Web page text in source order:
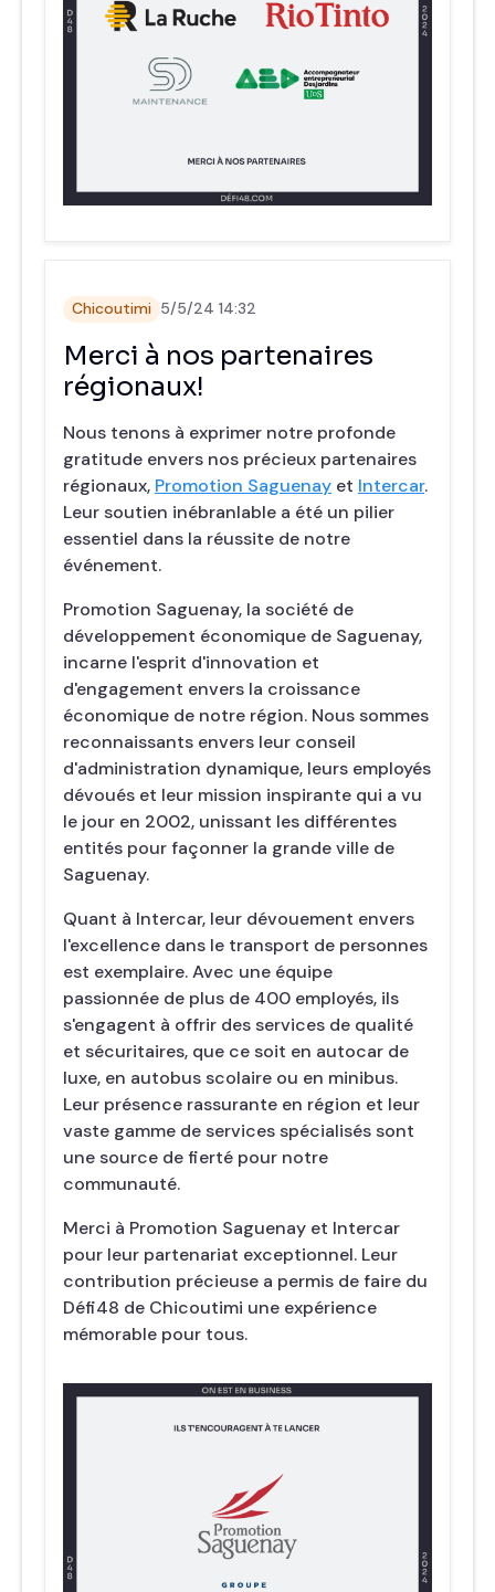
Chicoutimi 5/5/24 14:32
Merci à nos partenaires
régionaux!
Nous tenons à exprimer notre profonde
gratitude envers nos précieux partenaires
régionaux, Promotion Saguenay et Intercar.
Leur soutien inébranlable a été un pilier
essentiel dans la réussite de notre
événement.
Promotion Saguenay, la société de
développement économique de Saguenay,
incarne l'esprit d'innovation et
d'engagement envers la croissance
économique de notre région. Nous sommes
reconnaissants envers leur conseil
d'administration dynamique, leurs employés
dévoués et leur mission inspirante qui a vu
le jour en 2002, unissant les différentes
entités pour façonner la grande ville de
Saguenay.
Quant à Intercar, leur dévouement envers
l'excellence dans le transport de personnes
est exemplaire. Avec une équipe
passionnée de plus de 400 employés, ils
s'engagent à offrir des services de qualité
et sécuritaires, que ce soit en autocar de
luxe, en autobus scolaire ou en minibus.
Leur présence rassurante en région et leur
vaste gamme de services spécialisés sont
une source de fierté pour notre
communauté.
Merci à Promotion Saguenay et Intercar
pour leur partenariat exceptionnel. Leur
contribution précieuse a permis de faire du
Défi48 de Chicoutimi une expérience
mémorable pour tous.